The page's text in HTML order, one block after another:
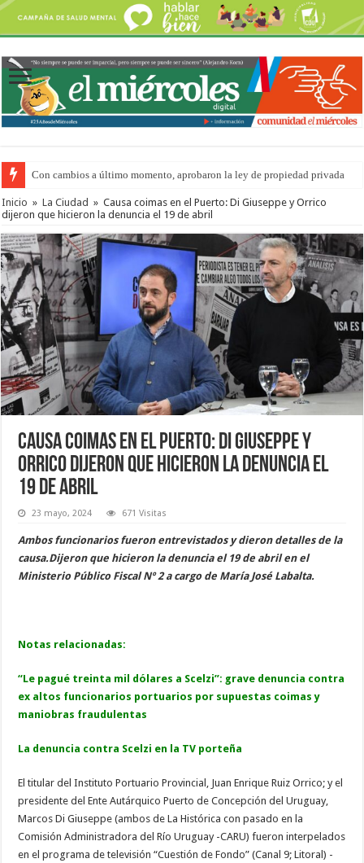
Adopción en Entre Ríos: el 35% de los 90 niños, niñas y adolescentes que
Inicio » La Ciudad » Causa coimas en el Puerto: Di Giuseppe y Orrico
dijeron que hicieron la denuncia el 19 de abril
Causa coimas en el Puerto: Di Giuseppe y
Orrico dijeron que hicieron la denuncia el
19 de abril
23 mayo, 2024 671 Visitas
Ambos funcionarios fueron entrevistados y dieron detalles de la
causa.Dijeron que hicieron la denuncia el 19 de abril en el
Ministerio Público Fiscal Nº 2 a cargo de María José Labalta.
Notas relacionadas:
“Le pagué treinta mil dólares a Scelzi”: grave denuncia contra
ex altos funcionarios portuarios por supuestas coimas y
maniobras fraudulentas
La denuncia contra Scelzi en la TV porteña
El titular del Instituto Portuario Provincial, Juan Enrique Ruiz Orrico; y el
presidente del Ente Autárquico Puerto de Concepción del Uruguay,
Marcos Di Giuseppe (ambos de La Histórica con pasado en la
Comisión Administradora del Río Uruguay -CARU) fueron interpelados
en el programa de televisión “Cuestión de Fondo” (Canal 9; Litoral) -